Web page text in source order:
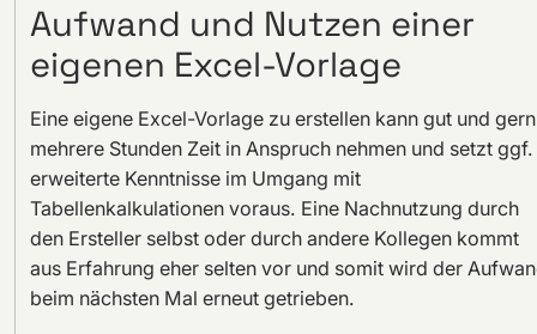
Aufwand und Nutzen einer
eigenen Excel-Vorlage
Eine eigene Excel-Vorlage zu erstellen kann gut und gern
mehrere Stunden Zeit in Anspruch nehmen und setzt ggf.
erweiterte Kenntnisse im Umgang mit
Tabellenkalkulationen voraus. Eine Nachnutzung durch
den Ersteller selbst oder durch andere Kollegen kommt
aus Erfahrung eher selten vor und somit wird der
beim nächsten Mal erneut getrieben.